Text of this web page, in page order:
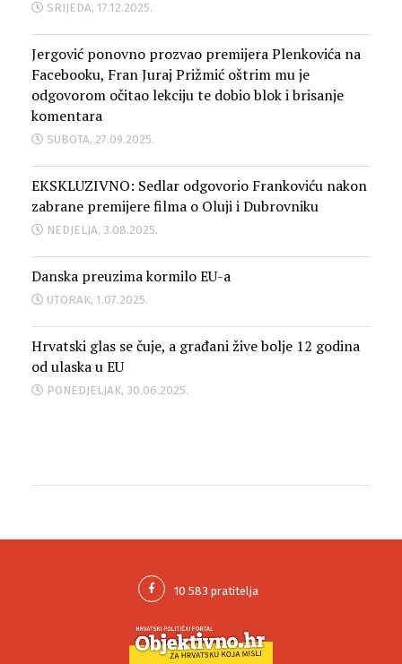
SRIJEDA, 17.12.2025.
Jergović ponovno prozvao premijera Plenkovića na
Facebooku, Fran Juraj Prižmić oštrim mu je
odgovorom očitao lekciju te dobio blok i brisanje
komentara
SUBOTA, 27.09.2025.
EKSKLUZIVNO: Sedlar odgovorio Frankoviću nakon
zabrane premijere filma o Oluji i Dubrovniku
NEDJELJA, 3.08.2025.
Danska preuzima kormilo EU-a
UTORAK, 1.07.2025.
Hrvatski glas se čuje, a građani žive bolje 12 godina
od ulaska u EU
PONEDJELJAK, 30.06.2025.